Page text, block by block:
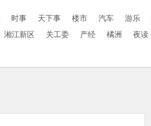
时事 天下事 楼市 汽车 游乐
湘江新区 关工委 产经 橘洲 夜读